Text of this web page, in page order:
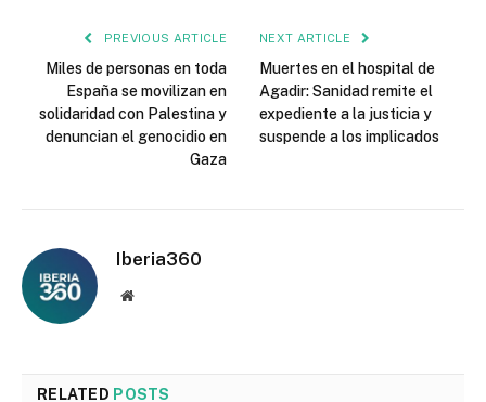
PREVIOUS ARTICLE
Miles de personas en toda
España se movilizan en
solidaridad con Palestina y
denuncian el genocidio en
Gaza
NEXT ARTICLE
Muertes en el hospital de
Agadir: Sanidad remite el
expediente a la justicia y
suspende a los implicados
Iberia360
Website
RELATED POSTS